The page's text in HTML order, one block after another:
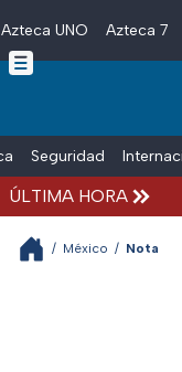
Skip to main content
Azteca UNO Azteca 7
Seguridad
ÚLTIMA HORA
/ México / Nota